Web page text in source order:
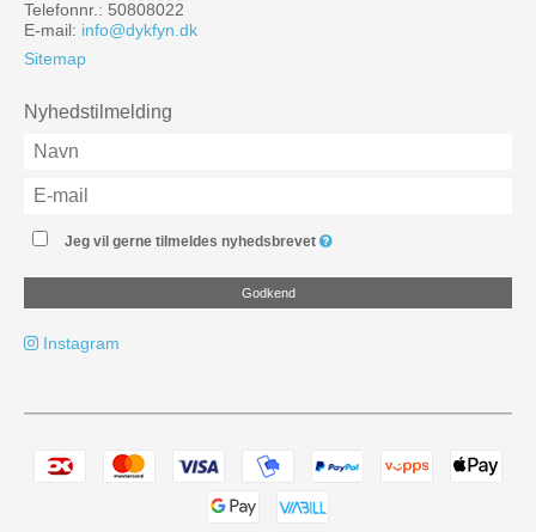
Telefonnr.: 50808022
E-mail: info@dykfyn.dk
Sitemap
Nyhedstilmelding
Jeg vil gerne tilmeldes nyhedsbrevet
Godkend
Instagram